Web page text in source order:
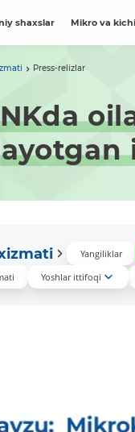
shaxslar Mikro va
Press-relizlar
Yangiliklar
Yoshlar ittifoqi